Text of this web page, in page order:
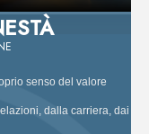
senso del valore
dalla carriera, dai